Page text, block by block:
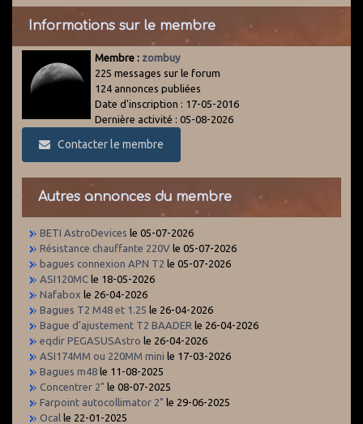
Informations sur le membre
Membre : zombuy
225 messages sur le forum
124 annonces publiées
Date d'inscription : 17-05-2016
Dernière activité : 05-08-2026
Contacter le membre
Autres annonces du membre
BETI AstroDevices le 05-07-2026
Résistance chauffante 220V le 05-07-2026
bagues connexion APN T2 le 05-07-2026
ASI120MC le 18-05-2026
Nafabox le 26-04-2026
Bagues T2 M48 et 1.25 le 26-04-2026
Bague d'ajustement T2 BAADER le 26-04-2026
eqdir PEGASUSAstro le 26-04-2026
ASI174MM ou 220MM mini le 17-03-2026
Bagues m48 le 11-08-2025
Concentrer 2" le 08-07-2025
Farpoint autocollimator 2" le 29-06-2025
Ocal le 22-01-2025